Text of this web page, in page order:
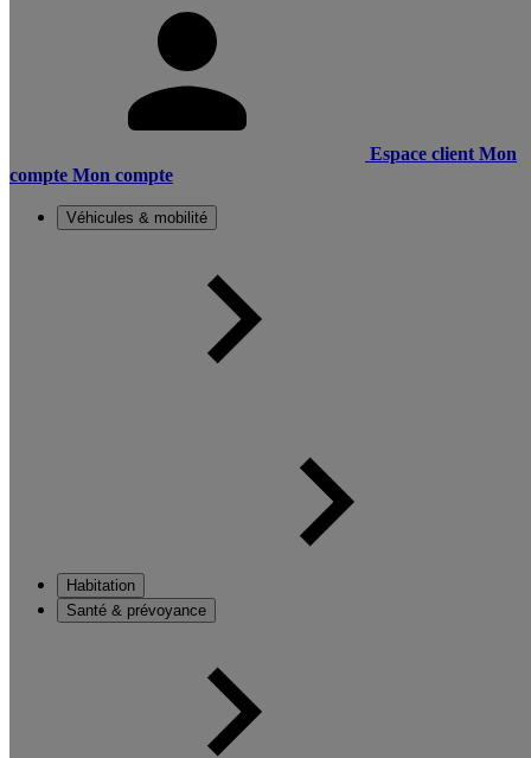
Espace client Mon
compte Mon compte
Véhicules & mobilité
Habitation
Santé & prévoyance